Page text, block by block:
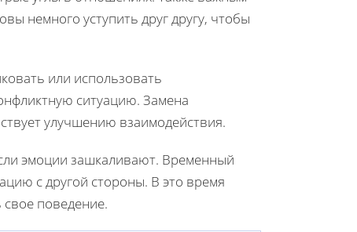
немного уступить друг другу, чтобы
или использовать
ситуацию. Замена
улучшению взаимодействия.
эмоции зашкаливают. Временный
с другой стороны. В это время
поведение.